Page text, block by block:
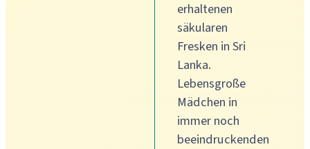
erhaltenen
säkularen
Fresken in Sri
Lanka.
Lebensgroße
Mädchen in
immer noch
beeindruckenden